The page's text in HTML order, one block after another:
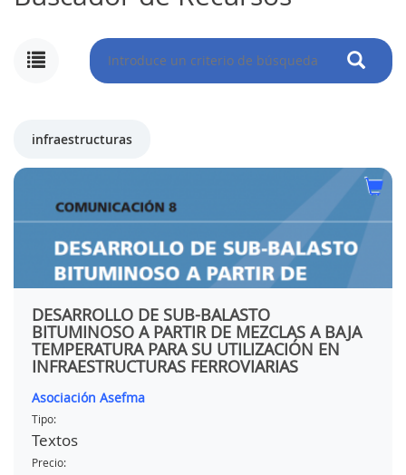
infraestructuras
DESARROLLO DE SUB-BALASTO
BITUMINOSO A PARTIR DE MEZCLAS A BAJA
TEMPERATURA PARA SU UTILIZACIÓN EN
INFRAESTRUCTURAS FERROVIARIAS
Asociación Asefma
Tipo:
Textos
Precio: